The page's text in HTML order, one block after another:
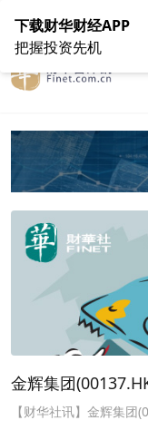
在线客服 关于我们
金辉集团
舶
【财华社讯】金辉集
下载财华财经APP
把握投资先机